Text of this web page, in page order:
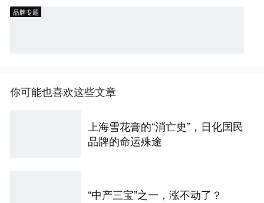
品牌专题
你可能也喜欢这些文章
上海雪花膏的“消亡史”，日化国民
品牌的命运殊途
“中产三宝”之一，涨不动了？